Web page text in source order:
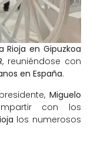
Rioja en Gipuzkoa
, reuniéndose con
en España.
Miguelo
con los
los numerosos